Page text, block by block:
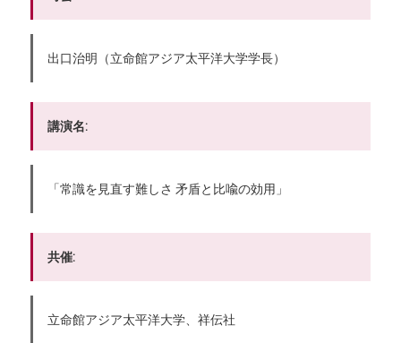
出口治明（立命館アジア太平洋大学学長）
講演名:
「常識を見直す難しさ 矛盾と比喩の効用」
共催:
立命館アジア太平洋大学、祥伝社